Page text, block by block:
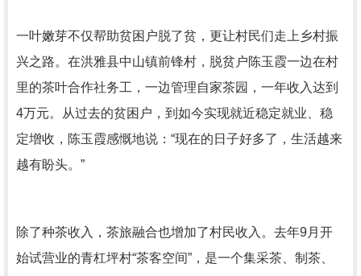
一叶嫩芽不仅帮助贫困户脱了贫，更让村民们走上乡村振
兴之路。在洪雅县中山镇前锋村，脱贫户陈玉霞一边在村
里的茶叶合作社务工，一边管理自家茶园，一年收入达到
4万元。从过去的贫困户，到如今实现就近稳定就业、稳
定增收，陈玉霞感慨地说：“现在的日子好多了，生活越来
越有盼头。”
除了种茶收入，茶旅融合也增加了村民收入。去年9月开
始试营业的青杠坪村“茶客空间”，是一个集采茶、制茶、